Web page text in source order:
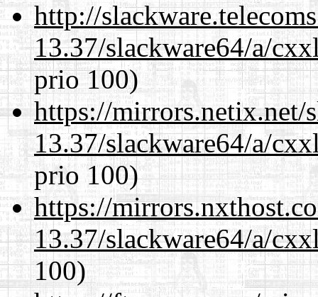
http://
13.37/slackware64/a/
prio 100)
https://mirrors.netix.net/
13.37/slackware64/a/
prio 100)
https://
13.37/slackware64/a/
100)